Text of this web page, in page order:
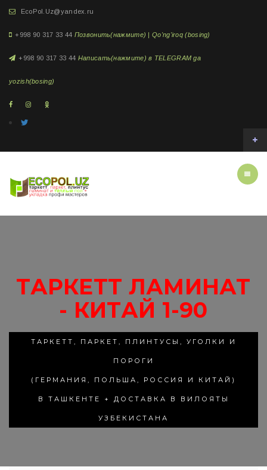
EcoPol.Uz@yandex.ru
+998 90 317 33 44 Позвонить(нажмите) | Qo'ng'iroq (bosing)
+998 90 317 33 44 Написать(нажмите) в TELEGRAM ga
yozish(bosing)
ТАРКЕТТ ЛАМИНАТ
- КИТАЙ 1-90
ТАРКЕТТ, ПАРКЕТ, ПЛИНТУСЫ, УГОЛКИ И
ПОРОГИ
(ГЕРМАНИЯ, ПОЛЬША, РОССИЯ И КИТАЙ)
В ТАШКЕНТЕ + ДОСТАВКА В ВИЛОЯТЫ
УЗБЕКИСТАНА